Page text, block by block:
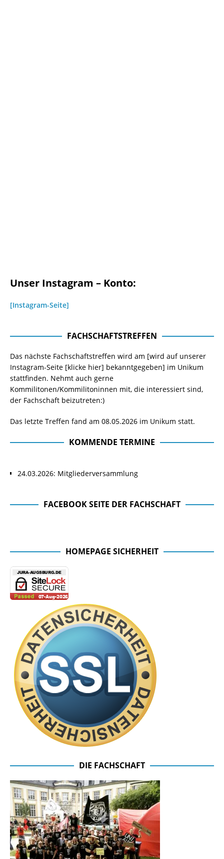
Unser Instagram – Konto:
[Instagram-Seite]
FACHSCHAFTSTREFFEN
Das nächste Fachschaftstreffen wird am [wird auf unserer
Instagram-Seite [klicke hier] bekanntgegeben] im Unikum
stattfinden. Nehmt auch gerne
Kommilitonen/Kommilitoninnen mit, die interessiert sind,
der Fachschaft beizutreten:)
Das letzte Treffen fand am 08.05.2026 im Unikum statt.
KOMMENDE TERMINE
24.03.2026: Mitgliederversammlung
FACEBOOK SEITE DER FACHSCHAFT
HOMEPAGE SICHERHEIT
DIE FACHSCHAFT